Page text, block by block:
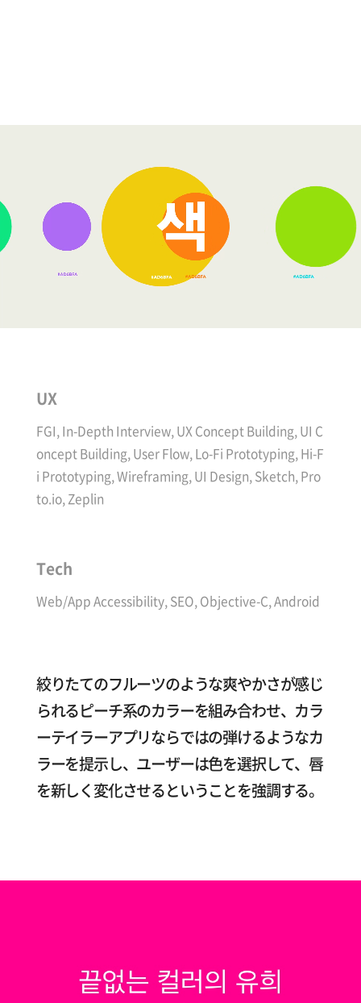
UX
FGI, In-Depth Interview, UX Concept Building, UI C
oncept Building, User Flow, Lo-Fi Prototyping, Hi-F
i Prototyping, Wireframing, UI Design, Sketch, Pro
to.io, Zeplin
Tech
Web/App Accessibility, SEO, Objective-C, Android
絞りたてのフルーツのような爽やかさが感じ
られるピーチ系のカラーを組み合わせ、カラ
ーテイラーアプリならではの弾けるようなカ
ラーを提示し、ユーザーは色を選択して、唇
を新しく変化させるということを強調する。